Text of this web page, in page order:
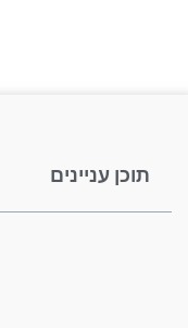
תוכן עניינים